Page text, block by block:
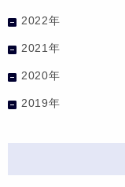
2022年
2021年
2020年
2019年